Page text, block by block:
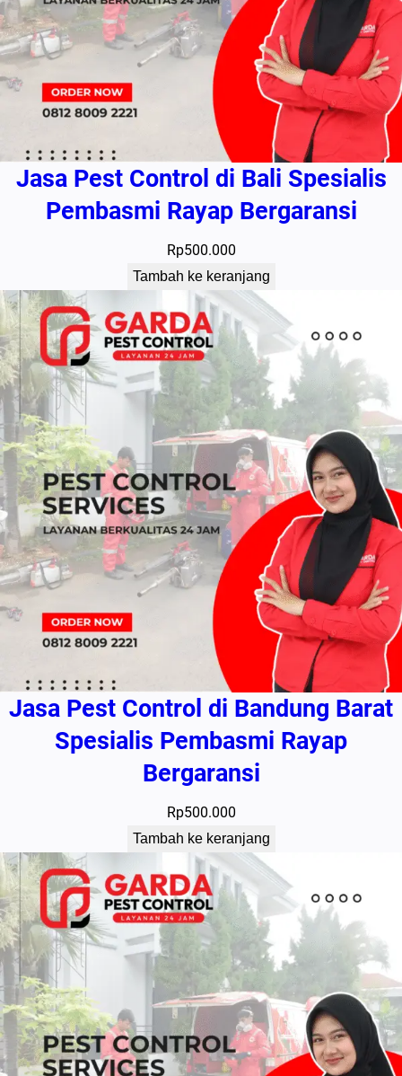
Jasa Pest Control di Bali Spesialis
Pembasmi Rayap Bergaransi
Rp500.000
Tambah ke keranjang
Jasa Pest Control di Bandung Barat
Spesialis Pembasmi Rayap
Bergaransi
Rp500.000
Tambah ke keranjang